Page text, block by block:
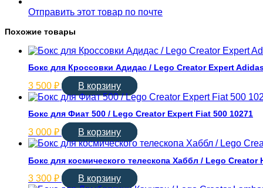
Отправить этот товар по почте
Похожие товары
Бокс для Кроссовки Адидас / Lego Creator Expert
3 500 ₽ В корзину
Бокс для Фиат 500 / Lego Creator Expert Fiat 500 10271
3 000 ₽ В корзину
Бокс для космического телескопа Хаббл / Lego Creator
3 300 ₽ В корзину